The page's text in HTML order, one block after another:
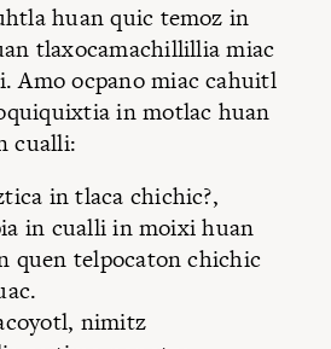
huan quic temoz in
tlaxocamachillillia miac
Amo ocpano miac cahuitl
in motlac huan
cualli:
in tlaca chichic?,
in cualli in moixi huan
quen telpocaton chichic
nimitz